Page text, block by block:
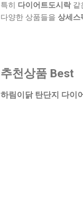
특히 다이어트도시락 같
다양한 상품들을 상세스
추천상품 Best
하림이닭 탄단지 다이